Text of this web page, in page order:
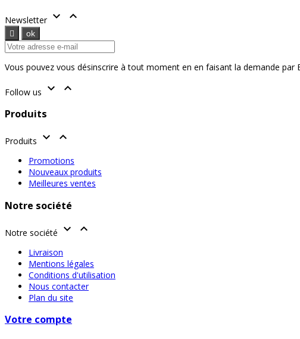
Newsletter  
Vous pouvez vous désinscrire à tout moment en en faisant la demande par
Follow us  
Produits
Produits  
Promotions
Nouveaux produits
Meilleures ventes
Notre société
Notre société  
Livraison
Mentions légales
Conditions d'utilisation
Nous contacter
Plan du site
Votre compte